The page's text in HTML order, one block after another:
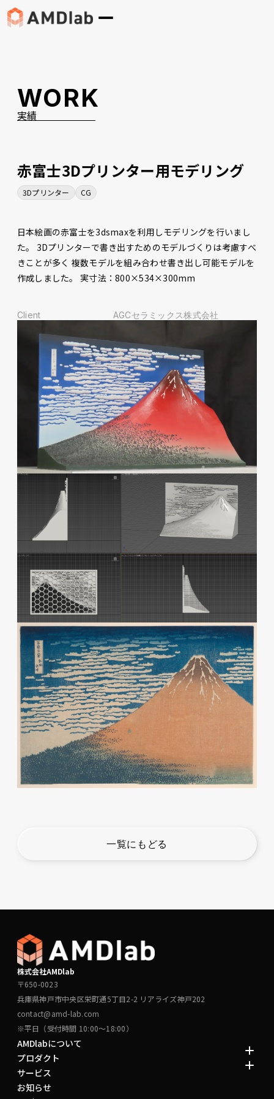
WORK
実績
赤富士3Dプリンター用モデリング
3Dプリンター CG
日本絵画の赤富士を3dsmaxを利用しモデリングを行いまし
た。 3Dプリンターで書き出すためのモデルづくりは考慮すべ
きことが多く 複数モデルを組み合わせ書き出し可能モデルを
作成しました。 実寸法：800×534×300mm
Client AGCセラミックス株式会社
一覧にもどる
株式会社AMDlab
〒650-0023
兵庫県神戸市中央区栄町通5丁目2-2 リアライズ神戸202
contact@amd-lab.com
※平日（受付時間 10:00～18:00）
AMDlabについて
プロダクト
サービス
お知らせ